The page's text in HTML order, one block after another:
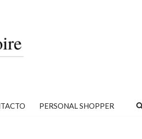
PERSONAL SHOPPER